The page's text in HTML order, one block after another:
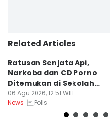
Related Articles
Ratusan Senjata Api,
Narkoba dan CD Porno
Ditemukan di Sekolah
Jaksel
06 Agu 2026, 12:51 WIB
News
Polls